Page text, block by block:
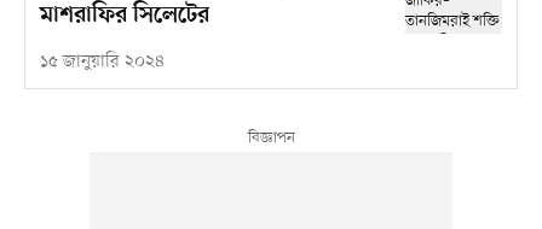
মাশরাফির সিলেটের
১৫ জানুয়ারি ২০২৪